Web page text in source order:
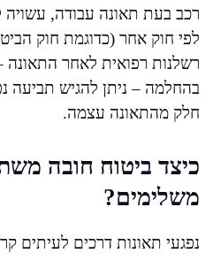
רכב בעת תאונה עבודה,
לפי חוק אחר (כדוגמת חוק
רשלנות רפואית לאחר התאונה
בהחלמה – ניתן להגיש תביעה
חלק מהתאונה עצמה.
כיצד ביטוח חובה
משלימים?
נפגעי תאונות דרכים לעיתים